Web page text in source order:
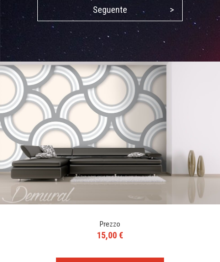
Seguente >
Prezzo
15,00 €